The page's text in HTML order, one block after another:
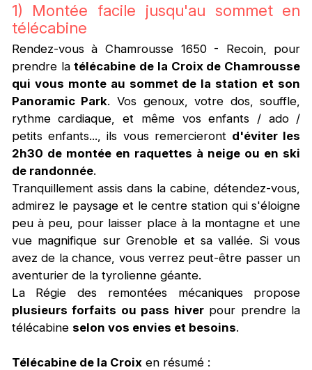
1) Montée facile jusqu'au sommet en
télécabine
Rendez-vous à Chamrousse 1650 - Recoin, pour
prendre latélécabine de la Croix de Chamrousse
qui vous monte au sommet de la station et son
Panoramic Park. Vos genoux, votre dos, souffle,
rythme cardiaque, et même vos enfants / ado /
petits enfants..., ils vous remercieront d'éviter les
2h30 de montée en raquettes à neige ou en ski
de randonnée.
Tranquillement assis dans la cabine, détendez-vous,
admirez le paysage et le centre station qui s'éloigne
peu à peu, pour laisser place à la montagne et une
vue magnifique sur Grenoble et sa vallée. Si vous
avez de la chance, vous verrez peut-être passer un
aventurier de la tyrolienne géante.
La Régie des remontées mécaniques propose
plusieurs forfaits ou pass hiverpour prendre la
télécabine selon vos envies et besoins.
Télécabine de la Croixen résumé :